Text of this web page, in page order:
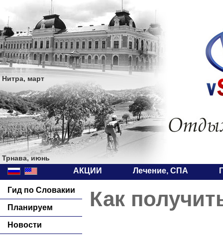
Нитра, март
Трнава, июнь
АКЦИИ Лечение, СПА
Гид по Словакии
Планируем
Новости
Как